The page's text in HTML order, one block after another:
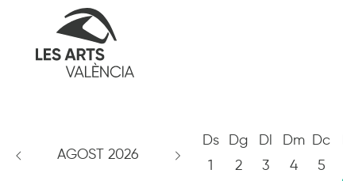
AGOST 2026
Ds
1
Dg
2
Dl
3
Dm
4
Dc
5